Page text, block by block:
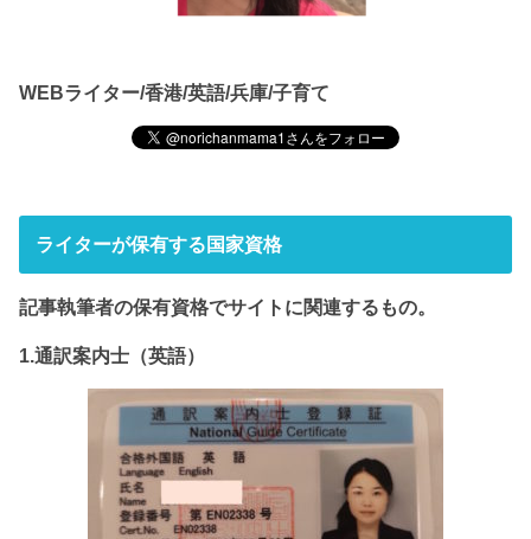
WEBライター/香港/英語/兵庫/子育て
ライターが保有する国家資格
記事執筆者の保有資格でサイト に関連するもの。
1.通訳案内士（英語）